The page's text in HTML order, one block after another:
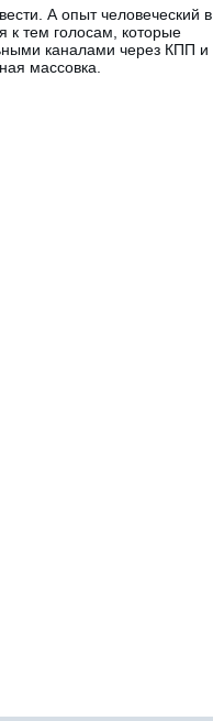
А опыт человеческий в
к тем голосам, которые
каналами через КПП и
массовка.